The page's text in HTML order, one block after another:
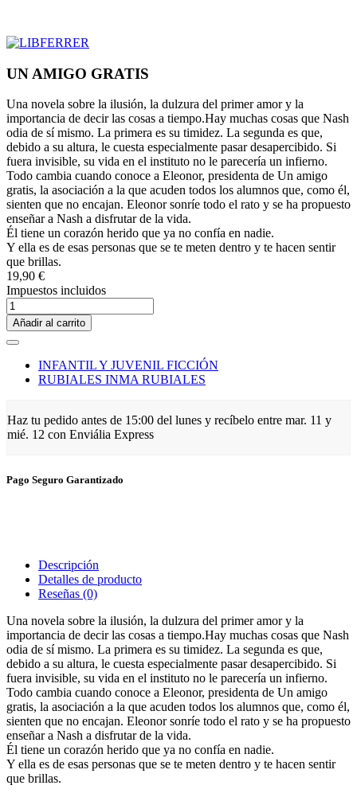
UN AMIGO GRATIS
Una novela sobre la ilusión, la dulzura del primer amor y la
importancia de decir las cosas a tiempo.Hay muchas cosas que Nash
odia de sí mismo. La primera es su timidez. La segunda es que,
debido a su altura, le cuesta especialmente pasar desapercibido. Si
fuera invisible, su vida en el instituto no le parecería un infierno.
Todo cambia cuando conoce a Eleonor, presidenta de Un amigo
gratis, la asociación a la que acuden todos los alumnos que, como él,
sienten que no encajan. Eleonor sonríe todo el rato y se ha propuesto
enseñar a Nash a disfrutar de la vida.
Él tiene un corazón herido que ya no confía en nadie.
Y ella es de esas personas que se te meten dentro y te hacen sentir
que brillas.
19,90 €
Impuestos incluidos
Añadir al carrito
INFANTIL Y JUVENIL FICCIÓN
RUBIALES INMA RUBIALES
Haz tu pedido antes de 15:00 del lunes y recíbelo entre mar. 11 y
mié. 12 con Enviália Express
Pago Seguro Garantizado
Descripción
Detalles de producto
Reseñas (0)
Una novela sobre la ilusión, la dulzura del primer amor y la
importancia de decir las cosas a tiempo.Hay muchas cosas que Nash
odia de sí mismo. La primera es su timidez. La segunda es que,
debido a su altura, le cuesta especialmente pasar desapercibido. Si
fuera invisible, su vida en el instituto no le parecería un infierno.
Todo cambia cuando conoce a Eleonor, presidenta de Un amigo
gratis, la asociación a la que acuden todos los alumnos que, como él,
sienten que no encajan. Eleonor sonríe todo el rato y se ha propuesto
enseñar a Nash a disfrutar de la vida.
Él tiene un corazón herido que ya no confía en nadie.
Y ella es de esas personas que se te meten dentro y te hacen sentir
que brillas.